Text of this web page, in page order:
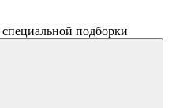
подборки